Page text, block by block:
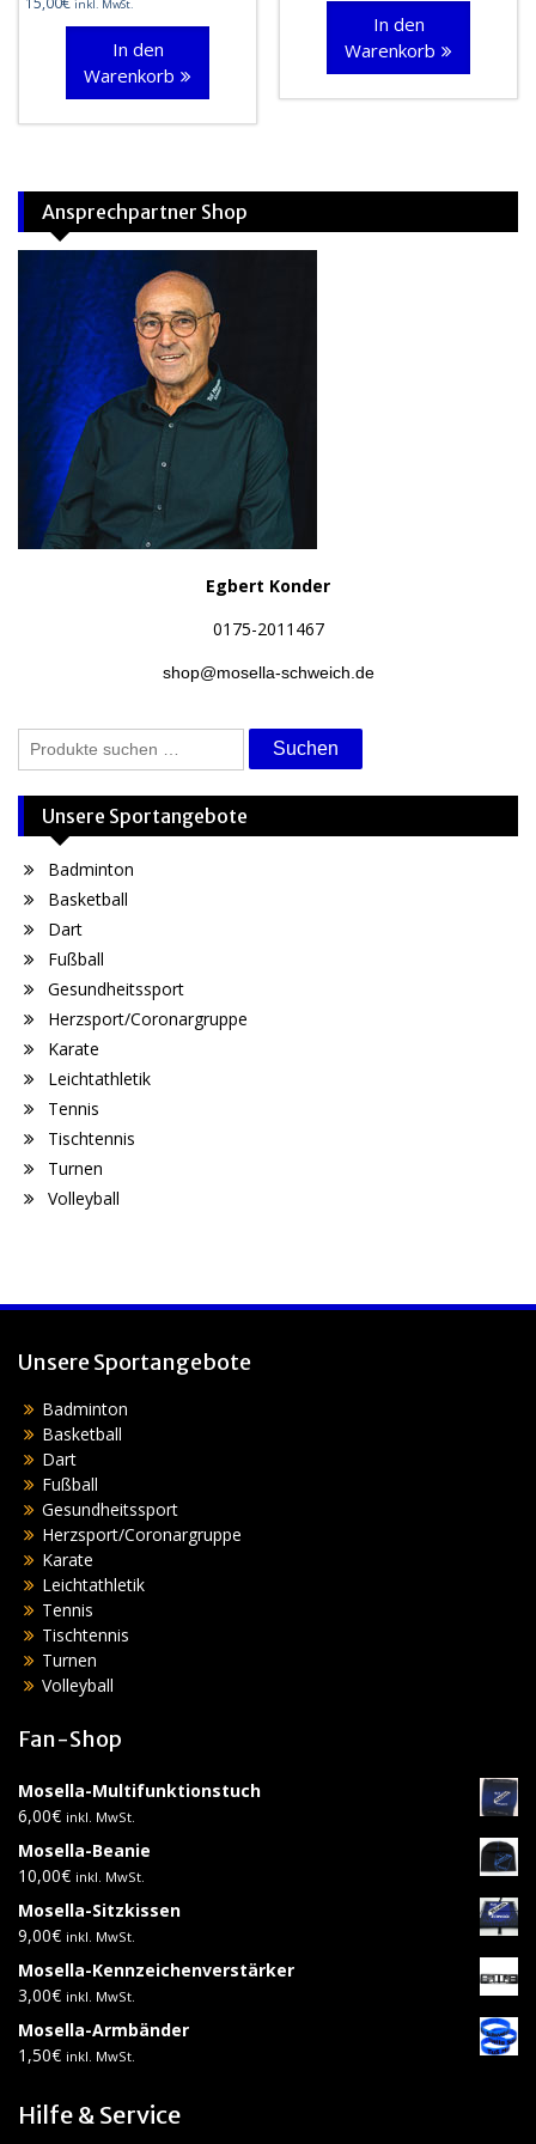
inkl. MwSt.
In den
Warenkorb
In den
Warenkorb
Ansprechpartner Shop
Egbert Konder
0175-2011467
shop@mosella-schweich.de
Suchen
nach:
Suchen
Unsere Sportangebote
Badminton
Basketball
Dart
Fußball
Gesundheitssport
Herzsport/Coronargruppe
Karate
Leichtathletik
Tennis
Tischtennis
Turnen
Volleyball
Unsere Sportangebote
Badminton
Basketball
Dart
Fußball
Gesundheitssport
Herzsport/Coronargruppe
Karate
Leichtathletik
Tennis
Tischtennis
Turnen
Volleyball
Fan-Shop
Mosella-Multifunktionstuch
6,00€ inkl. MwSt.
Mosella-Beanie
10,00€ inkl. MwSt.
Mosella-Sitzkissen
9,00€ inkl. MwSt.
Mosella-Kennzeichenverstärker
3,00€ inkl. MwSt.
Mosella-Armbänder
1,50€ inkl. MwSt.
Hilfe & Service